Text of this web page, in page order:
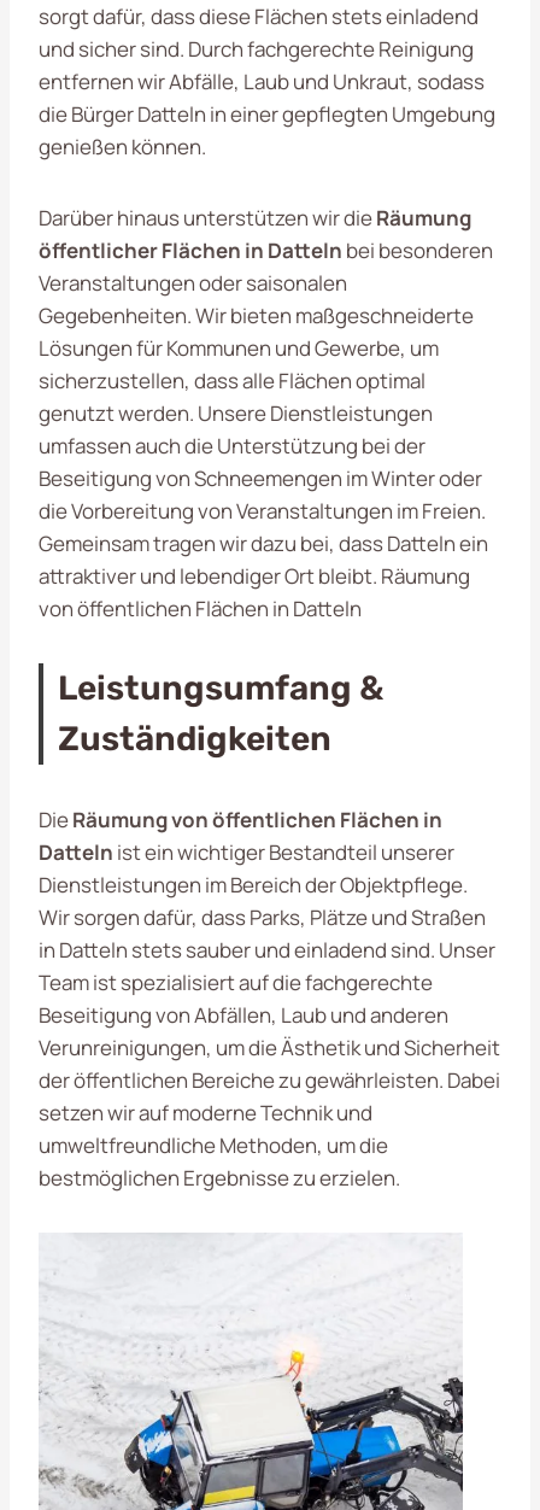
sorgt dafür, dass diese Flächen stets einladend
und sicher sind. Durch fachgerechte Reinigung
entfernen wir Abfälle, Laub und Unkraut, sodass
die Bürger Datteln in einer gepflegten Umgebung
genießen können.
Darüber hinaus unterstützen wir dieRäumung
öffentlicher Flächen in Datteln bei besonderen
Veranstaltungen oder saisonalen
Gegebenheiten. Wir bieten maßgeschneiderte
Lösungen für Kommunen und Gewerbe, um
sicherzustellen, dass alle Flächen optimal
genutzt werden. Unsere Dienstleistungen
umfassen auch die Unterstützung bei der
Beseitigung von Schneemengen im Winter oder
die Vorbereitung von Veranstaltungen im Freien.
Gemeinsam tragen wir dazu bei, dass Datteln ein
attraktiver und lebendiger Ort bleibt. Räumung
von öffentlichen Flächen in Datteln
Leistungsumfang &
Zuständigkeiten
DieRäumung von öffentlichen Flächen in
Datteln ist ein wichtiger Bestandteil unserer
Dienstleistungen im Bereich der Objektpflege.
Wir sorgen dafür, dass Parks, Plätze und Straßen
in Datteln stets sauber und einladend sind. Unser
Team ist spezialisiert auf die fachgerechte
Beseitigung von Abfällen, Laub und anderen
Verunreinigungen, um die Ästhetik und Sicherheit
der öffentlichen Bereiche zu gewährleisten. Dabei
setzen wir auf moderne Technik und
umweltfreundliche Methoden, um die
bestmöglichen Ergebnisse zu erzielen.